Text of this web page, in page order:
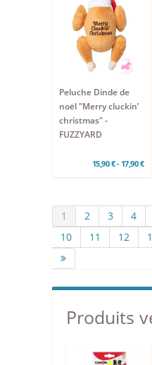
Peluche Dinde de
noël "Merry cluckin’
christmas" -
FUZZYARD
15,90 € - 17,90 €
1 2 3 4
10
11 12
Produits